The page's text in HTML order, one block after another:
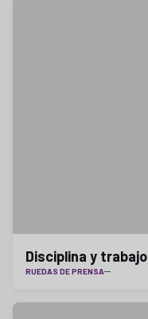
Disciplina y trabajo
RUEDAS DE PRENSA